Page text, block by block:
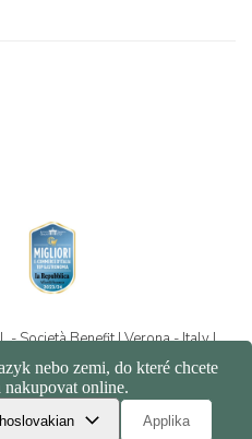
Società Benefit | Verona - Italy |
| Certificazione BIO: IT-BIO-
VR-455804 |Ochrana osobních